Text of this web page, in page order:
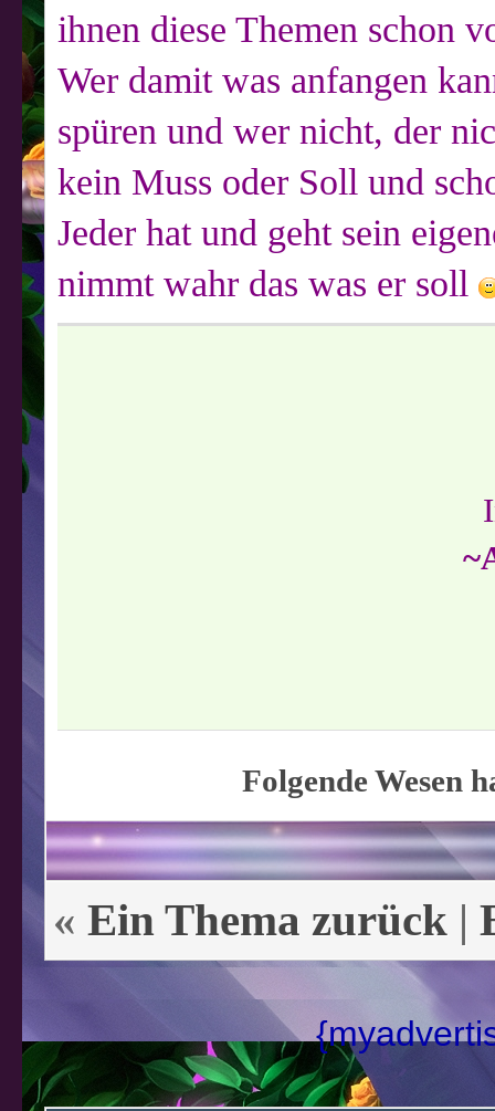
ihnen diese Themen schon
Wer damit was anfangen
spüren und wer nicht, der
kein Muss oder Soll und
Jeder hat und geht sein
nimmt wahr das was er soll
Folgende Wesen
« Ein Thema zurück |